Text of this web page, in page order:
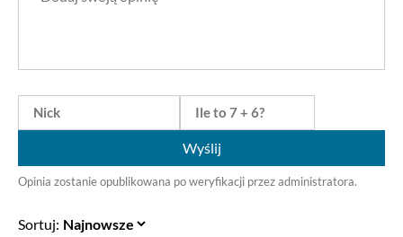
Wyślij
Opinia zostanie opublikowana po weryfikacji przez administratora.
Sortuj: